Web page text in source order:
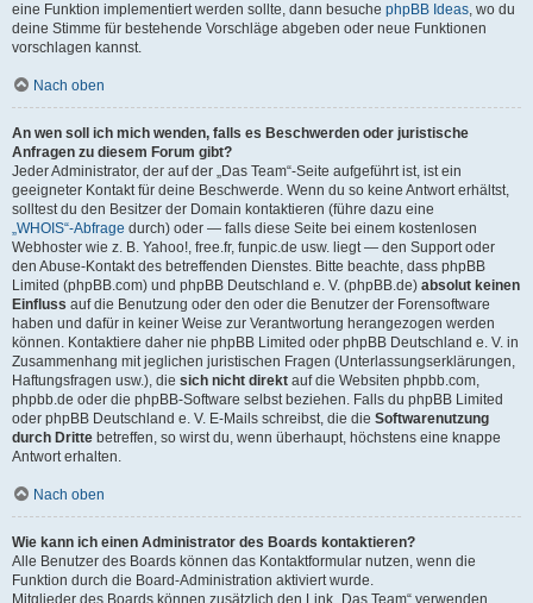
eine Funktion implementiert werden sollte, dann besuche phpBB Ideas, wo du
deine Stimme für bestehende Vorschläge abgeben oder neue Funktionen
vorschlagen kannst.
Nach oben
An wen soll ich mich wenden, falls es Beschwerden oder juristische
Anfragen zu diesem Forum gibt?
Jeder Administrator, der auf der „Das Team“-Seite aufgeführt ist, ist ein
geeigneter Kontakt für deine Beschwerde. Wenn du so keine Antwort erhältst,
solltest du den Besitzer der Domain kontaktieren (führe dazu eine
„WHOIS“-Abfrage durch) oder — falls diese Seite bei einem kostenlosen
Webhoster wie z. B. Yahoo!, free.fr, funpic.de usw. liegt — den Support oder
den Abuse-Kontakt des betreffenden Dienstes. Bitte beachte, dass phpBB
Limited (phpBB.com) und phpBB Deutschland e. V. (phpBB.de) absolut keinen
Einfluss auf die Benutzung oder den oder die Benutzer der Forensoftware
haben und dafür in keiner Weise zur Verantwortung herangezogen werden
können. Kontaktiere daher nie phpBB Limited oder phpBB Deutschland e. V. in
Zusammenhang mit jeglichen juristischen Fragen (Unterlassungserklärungen,
Haftungsfragen usw.), die sich nicht direkt auf die Websiten phpbb.com,
phpbb.de oder die phpBB-Software selbst beziehen. Falls du phpBB Limited
oder phpBB Deutschland e. V. E-Mails schreibst, die die Softwarenutzung
durch Dritte betreffen, so wirst du, wenn überhaupt, höchstens eine knappe
Antwort erhalten.
Nach oben
Wie kann ich einen Administrator des Boards kontaktieren?
Alle Benutzer des Boards können das Kontaktformular nutzen, wenn die
Funktion durch die Board-Administration aktiviert wurde.
Mitglieder des Boards können zusätzlich den Link „Das Team“ verwenden.